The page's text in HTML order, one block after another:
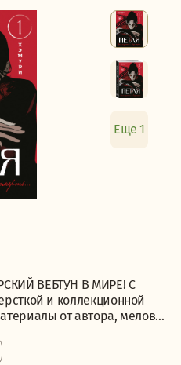
Еще 1
ВЕБТУН В МИРЕ! С
и коллекционной
от автора, мелов...